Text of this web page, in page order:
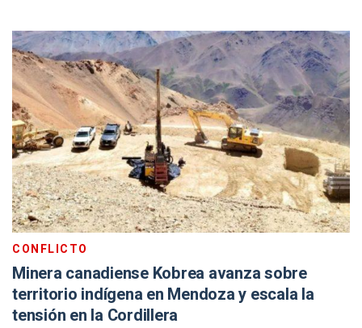
CONFLICTO
Minera canadiense Kobrea avanza sobre
territorio indígena en Mendoza y escala la
tensión en la Cordillera